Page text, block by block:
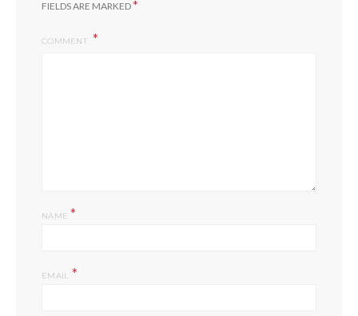
FIELDS ARE MARKED*
COMMENT
NAME*
EMAIL *